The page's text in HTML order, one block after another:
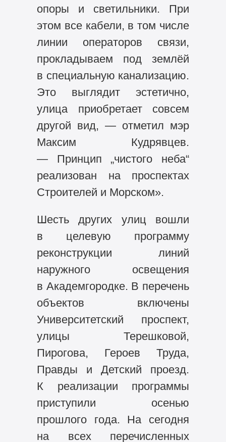
опоры и светильники. При
этом все кабели, в том числе
линии операторов связи,
прокладываем под землёй
в специальную канализацию.
Это выглядит эстетично,
улица приобретает совсем
другой вид, — отметил мэр
Максим Кудрявцев.
— Принцип „чистого неба“
реализован на проспектах
Строителей и Морском».
Шесть других улиц вошли
в целевую программу
реконструкции линий
наружного освещения
в Академгородке. В перечень
объектов включены
Университетский проспект,
улицы Терешковой,
Пирогова, Героев Труда,
Правды и Детский проезд.
К реализации программы
приступили осенью
прошлого года. На сегодня
на всех перечисленных